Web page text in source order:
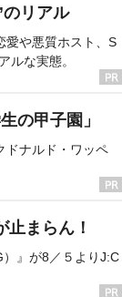
リアル
愛や悪質ホスト、S
ルな実態。
の甲子園」
ドナルド・ワッペ
まらん！
』が8／５よりJ:C